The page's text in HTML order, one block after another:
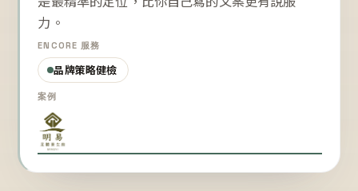
力。
ENCORE 服務
品牌策略健檢
案例